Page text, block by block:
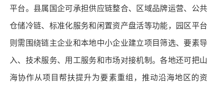
平台。县属国企可承担供应链整合、区域品牌运营、公共
仓储冷链、标准化服务和闲置资产盘活等功能，园区平台
则需围绕链主企业和本地中小企业建立项目筛选、要素导
入、技术服务、用工服务和市场对接机制。各地还可把山
海协作从项目帮扶提升为要素重组，推动沿海地区的资